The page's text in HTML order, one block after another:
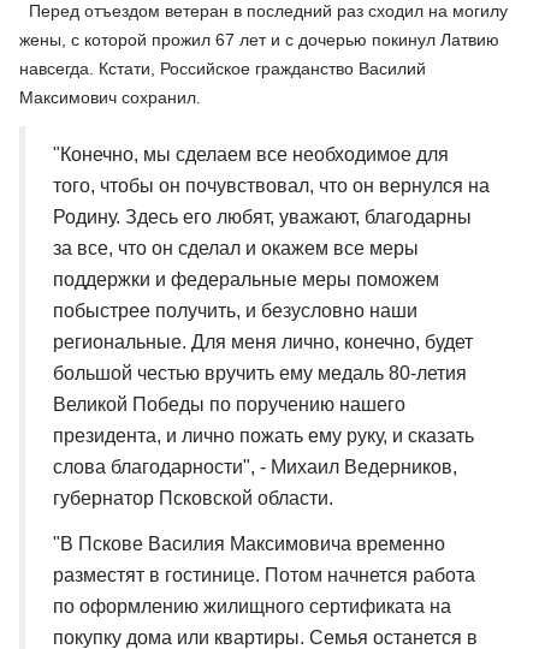
Перед отъездом ветеран в последний раз сходил на могилу
жены, с которой прожил 67 лет и с дочерью покинул Латвию
навсегда. Кстати, Российское гражданство Василий
Максимович сохранил.
"Конечно, мы сделаем все необходимое для
того, чтобы он почувствовал, что он вернулся на
Родину. Здесь его любят, уважают, благодарны
за все, что он сделал и окажем все меры
поддержки и федеральные меры поможем
побыстрее получить, и безусловно наши
региональные. Для меня лично, конечно, будет
большой честью вручить ему медаль 80-летия
Великой Победы по поручению нашего
президента, и лично пожать ему руку, и сказать
слова благодарности", - Михаил Ведерников,
губернатор Псковской области.
"В Пскове Василия Максимовича временно
разместят в гостинице. Потом начнется работа
по оформлению жилищного сертификата на
покупку дома или квартиры. Семья останется в